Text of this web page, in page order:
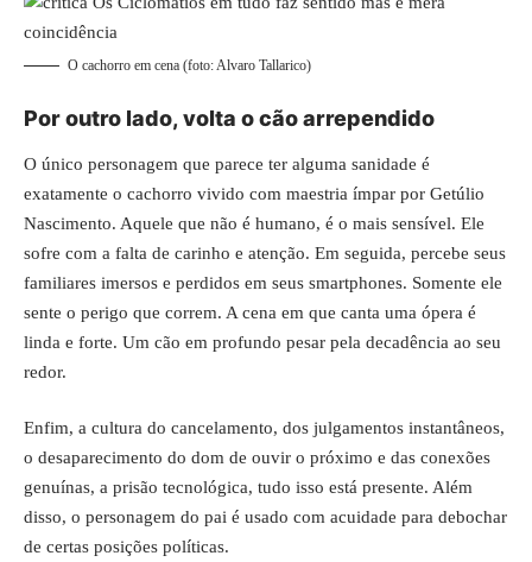
O cachorro em cena (foto: Alvaro Tallarico)
Por outro lado, volta o cão arrependido
O único personagem que parece ter alguma sanidade é
exatamente o cachorro vivido com maestria ímpar por Getúlio
Nascimento. Aquele que não é humano, é o mais sensível. Ele
sofre com a falta de carinho e atenção. Em seguida, percebe seus
familiares imersos e perdidos em seus smartphones. Somente ele
sente o perigo que correm. A cena em que canta uma ópera é
linda e forte. Um cão em profundo pesar pela decadência ao seu
redor.
Enfim, a cultura do cancelamento, dos julgamentos instantâneos,
o desaparecimento do dom de ouvir o próximo e das conexões
genuínas, a prisão tecnológica, tudo isso está presente. Além
disso, o personagem do pai é usado com acuidade para debochar
de certas posições políticas.